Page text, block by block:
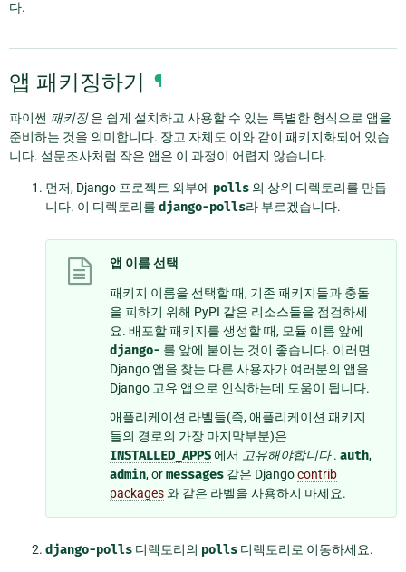
다.
앱 패키징하기 ¶
파이썬 패키징은 쉽게 설치하고 사용할 수 있는 특별한 형식으로 앱을
준비하는 것을 의미합니다. 장고 자체도 이와 같이 패키지화되어 있습
니다. 설문조사처럼 작은 앱은 이 과정이 어렵지 않습니다.
먼저, Django 프로젝트 외부에 polls 의 상위 디렉토리를 만듭
니다. 이 디렉토리를 django-polls라 부르겠습니다.
앱 이름 선택
패키지 이름을 선택할 때, 기존 패키지들과 충돌
을 피하기 위해 PyPI 같은 리소스들을 점검하세
요. 배포할 패키지를 생성할 때, 모듈 이름 앞에
django- 를 앞에 붙이는 것이 좋습니다. 이러면
Django 앱을 찾는 다른 사용자가 여러분의 앱을
Django 고유 앱으로 인식하는데 도움이 됩니다.
애플리케이션 라벨들(즉, 애플리케이션 패키지
들의 경로의 가장 마지막부분)은
INSTALLED_APPS에서 고유해야합니다. auth,
admin, ormessages 같은 Djangocontrib
packages와 같은 라벨을 사용하지 마세요.
django-polls 디렉토리의 polls 디렉토리로 이동하세요.